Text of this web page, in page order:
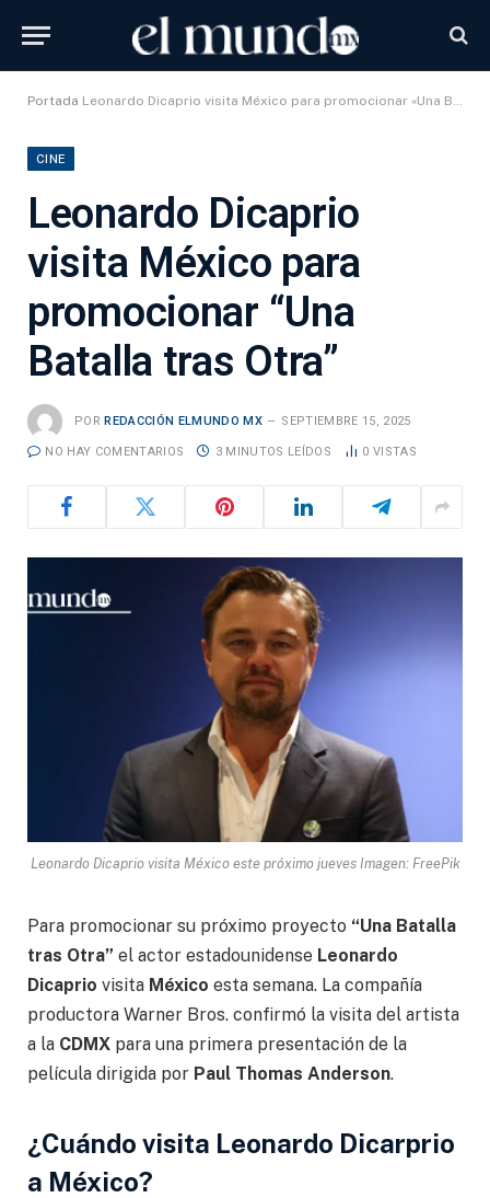
Portada Leonardo Dicaprio visita México para promocionar «Una Batalla tras Otra»
CINE
Leonardo Dicaprio
visita México para
promocionar “Una
Batalla tras Otra”
POR REDACCIÓN ELMUNDO MX SEPTIEMBRE 15, 2025
NO HAY COMENTARIOS 3 MINUTOS LEÍDOS 0 VISTAS
Leonardo Dicaprio visita México este próximo jueves Imagen: FreePik
Para promocionar su próximo proyecto “Una Batalla
tras Otra” el actor estadounidense Leonardo
Dicaprio visita México esta semana. La compañía
productora Warner Bros. confirmó la visita del artista
a la CDMX para una primera presentación de la
película dirigida por Paul Thomas Anderson.
¿Cuándo visita Leonardo Dicarprio
a México?